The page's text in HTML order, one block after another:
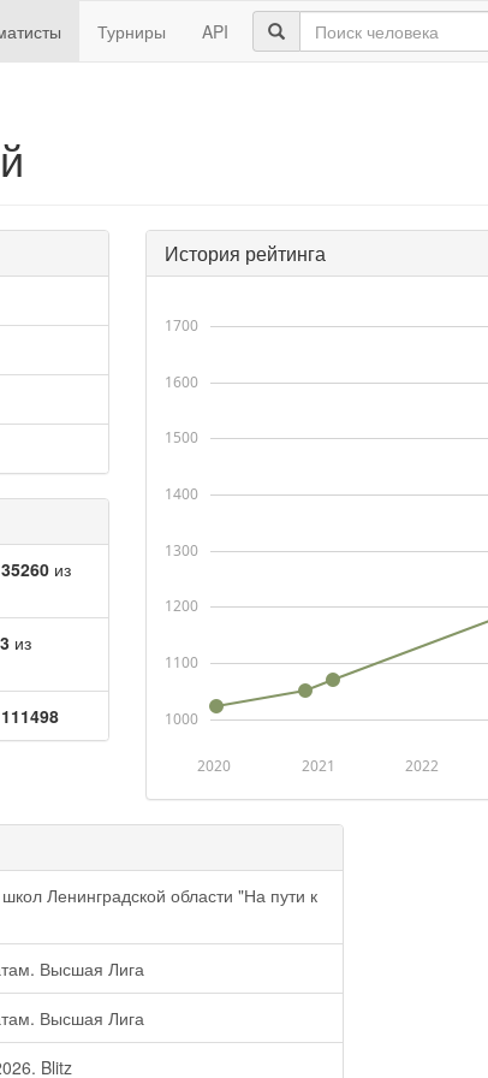
Турниры API
35260 из
из
111498
История рейтинга
2020 2021 2022
1000
1100
1200
1300
1400
1500
1600
1700
Ленинградской области "На пути к
Высшая Лига
Высшая Лига
Blitz